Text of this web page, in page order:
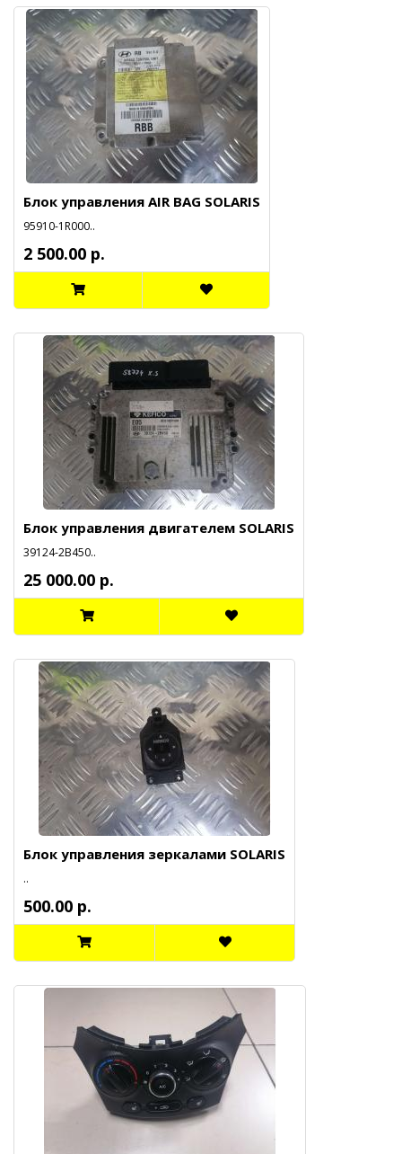
Блок управления AIR BAG SOLARIS
95910-1R000..
2 500.00 р.
Блок управления двигателем SOLARIS
39124-2B450..
25 000.00 р.
Блок управления зеркалами SOLARIS
..
500.00 р.